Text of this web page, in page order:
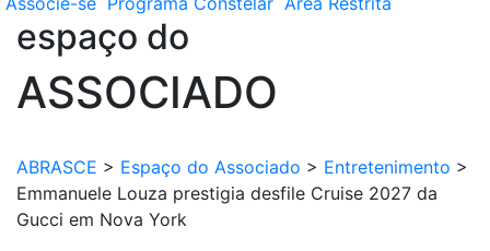
espaço do
ASSOCIADO
ABRASCE > Espaço do Associado > Entretenimento >
Emmanuele Louza prestigia desfile Cruise 2027 da
Gucci em Nova York